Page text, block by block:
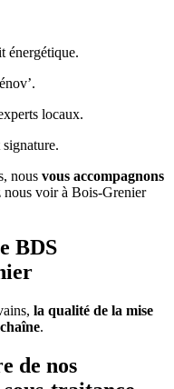
énergétique.
locaux.
nous vous accompagnons
nous voir à Bois-Grenier
BDS
la qualité de la mise
.
de nos